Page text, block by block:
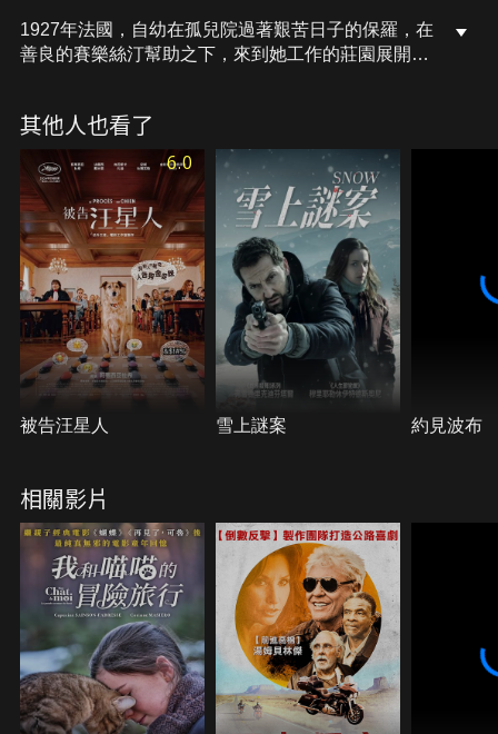
1927年法國，自幼在孤兒院過著艱苦日子的保羅，在
善良的賽樂絲汀幫助之下，來到她工作的莊園展開新
正在打獵的老獵人，兩人自此發展出一段真摯的情
誼。除了森林與狩獵的知識，保羅更學習到關於人生
與生命的重要道理。
其他人也看了
6.0
被告汪星人 雪上謎案 約見波布
相關影片